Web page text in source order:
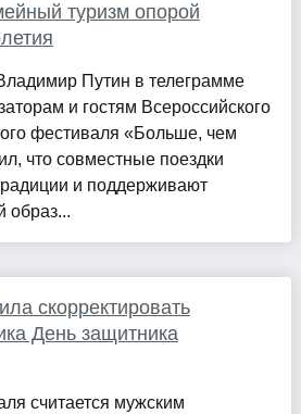
туризм опорой
Путин в телеграмме
и гостям Всероссийского
фестиваля «Больше, чем
что совместные поездки
и поддерживают
образ...
скорректировать
День защитника
считается мужским